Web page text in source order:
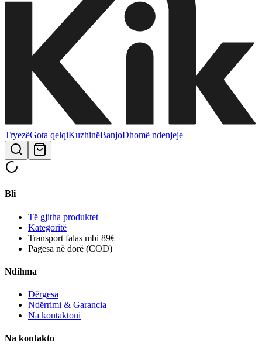
TryezëGota qelqiKuzhinëBanjoDhomë ndenjeje
Bli
Të gjitha produktet
Kategoritë
Transport falas mbi 89€
Pagesa në dorë (COD)
Ndihma
Dërgesa
Ndërrimi & Garancia
Na kontaktoni
Na kontakto